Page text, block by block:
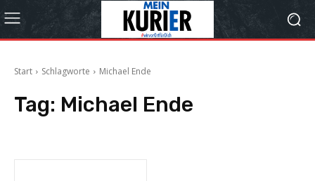
Start Schlagworte Michael Ende
Tag: Michael Ende